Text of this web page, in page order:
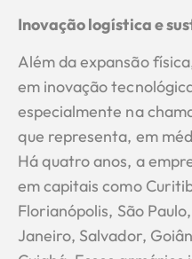
Inovação logística e
Além da expansão
em inovação
especialmente na
que representa, em
Há quatro anos, a
em capitais como
Florianópolis, São
Janeiro, Salvador,